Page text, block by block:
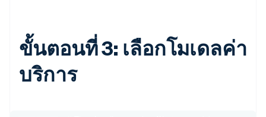
ขั้นตอนที่ 3: เลือกโมเดลค่า
บริการ